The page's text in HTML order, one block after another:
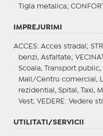
Tigla metalica; CONFORT
IMPREJURIMI
ACCES: Acces stradal;
benzi, Asfaltate;
Scoala, Transport
Mall/Centru comercial,
rezidential, Spital, Taxi,
Vest; VEDERE : Vedere
UTILITATI/SERVICII